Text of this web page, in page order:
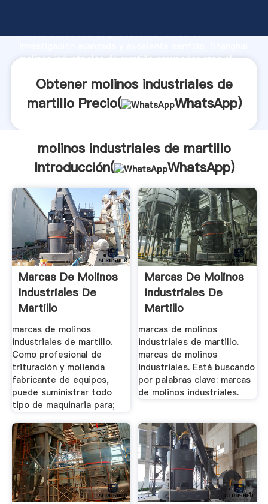
fuerte capacidad de producción, fuerza de
molinos industriales de martillo proveedor crea el
Obtener molinos industriales de
martillo Precio(
WhatsApp)
molinos industriales de martillo
Introducción(
WhatsApp)
Marcas De Molinos
Industriales De
Martillo
marcas de molinos
industriales de martillo.
Como profesional de
trituración y molienda
fabricante de equipos,
puede suministrar todo
tipo de maquinaria para;
Marcas De Molinos
Industriales De
Martillo
marcas de molinos
industriales de martillo.
marcas de molinos
industriales. Está buscando
por palabras clave: marcas
de molinos industriales.